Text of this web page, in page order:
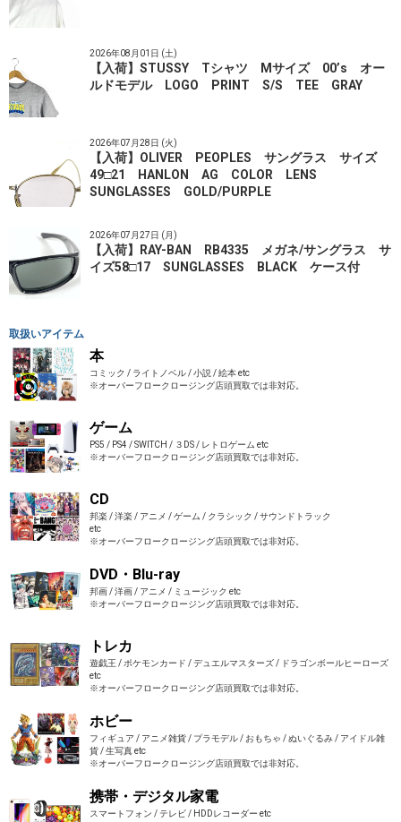
2026年08月01日 (土)
【入荷】STUSSY Tシャツ Mサイズ 00’s オー
ルドモデル LOGO PRINT S/S TEE GRAY
2026年07月28日 (火)
【入荷】OLIVER PEOPLES サングラス サイズ
49□21 HANLON AG COLOR LENS
SUNGLASSES GOLD/PURPLE
2026年07月27日 (月)
【入荷】RAY-BAN RB4335 メガネ/サングラス サ
イズ58□17 SUNGLASSES BLACK ケース付
取扱いアイテム
本
コミック / ライトノベル / 小説 / 絵本 etc
※オーバーフロークロージング店頭買取では非対応。
ゲーム
PS5 / PS4 / SWITCH / ３DS / レトロゲーム etc
※オーバーフロークロージング店頭買取では非対応。
CD
邦楽 / 洋楽 / アニメ / ゲーム / クラシック / サウンドトラック
etc
※オーバーフロークロージング店頭買取では非対応。
DVD・Blu-ray
邦画 / 洋画 / アニメ / ミュージック etc
※オーバーフロークロージング店頭買取では非対応。
トレカ
遊戯王 / ポケモンカード / デュエルマスターズ / ドラゴンボールヒーローズ
etc
※オーバーフロークロージング店頭買取では非対応。
ホビー
フィギュア / アニメ雑貨 / プラモデル / おもちゃ / ぬいぐるみ / アイドル雑
貨 / 生写真 etc
※オーバーフロークロージング店頭買取では非対応。
携帯・デジタル家電
スマートフォン / テレビ / HDDレコーダー etc